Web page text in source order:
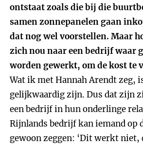
ontstaat zoals die bij die
samen zonnepanelen gaan
dat nog wel voorstellen. Maar
zich nou naar een bedrijf waar
worden gewerkt, om de kost te
Wat ik met Hannah Arendt zeg,
gelijkwaardig zijn. Dus dat zijn
een bedrijf in hun onderlinge
Rijnlands bedrijf kan iemand op
gewoon zeggen: ‘Dit werkt